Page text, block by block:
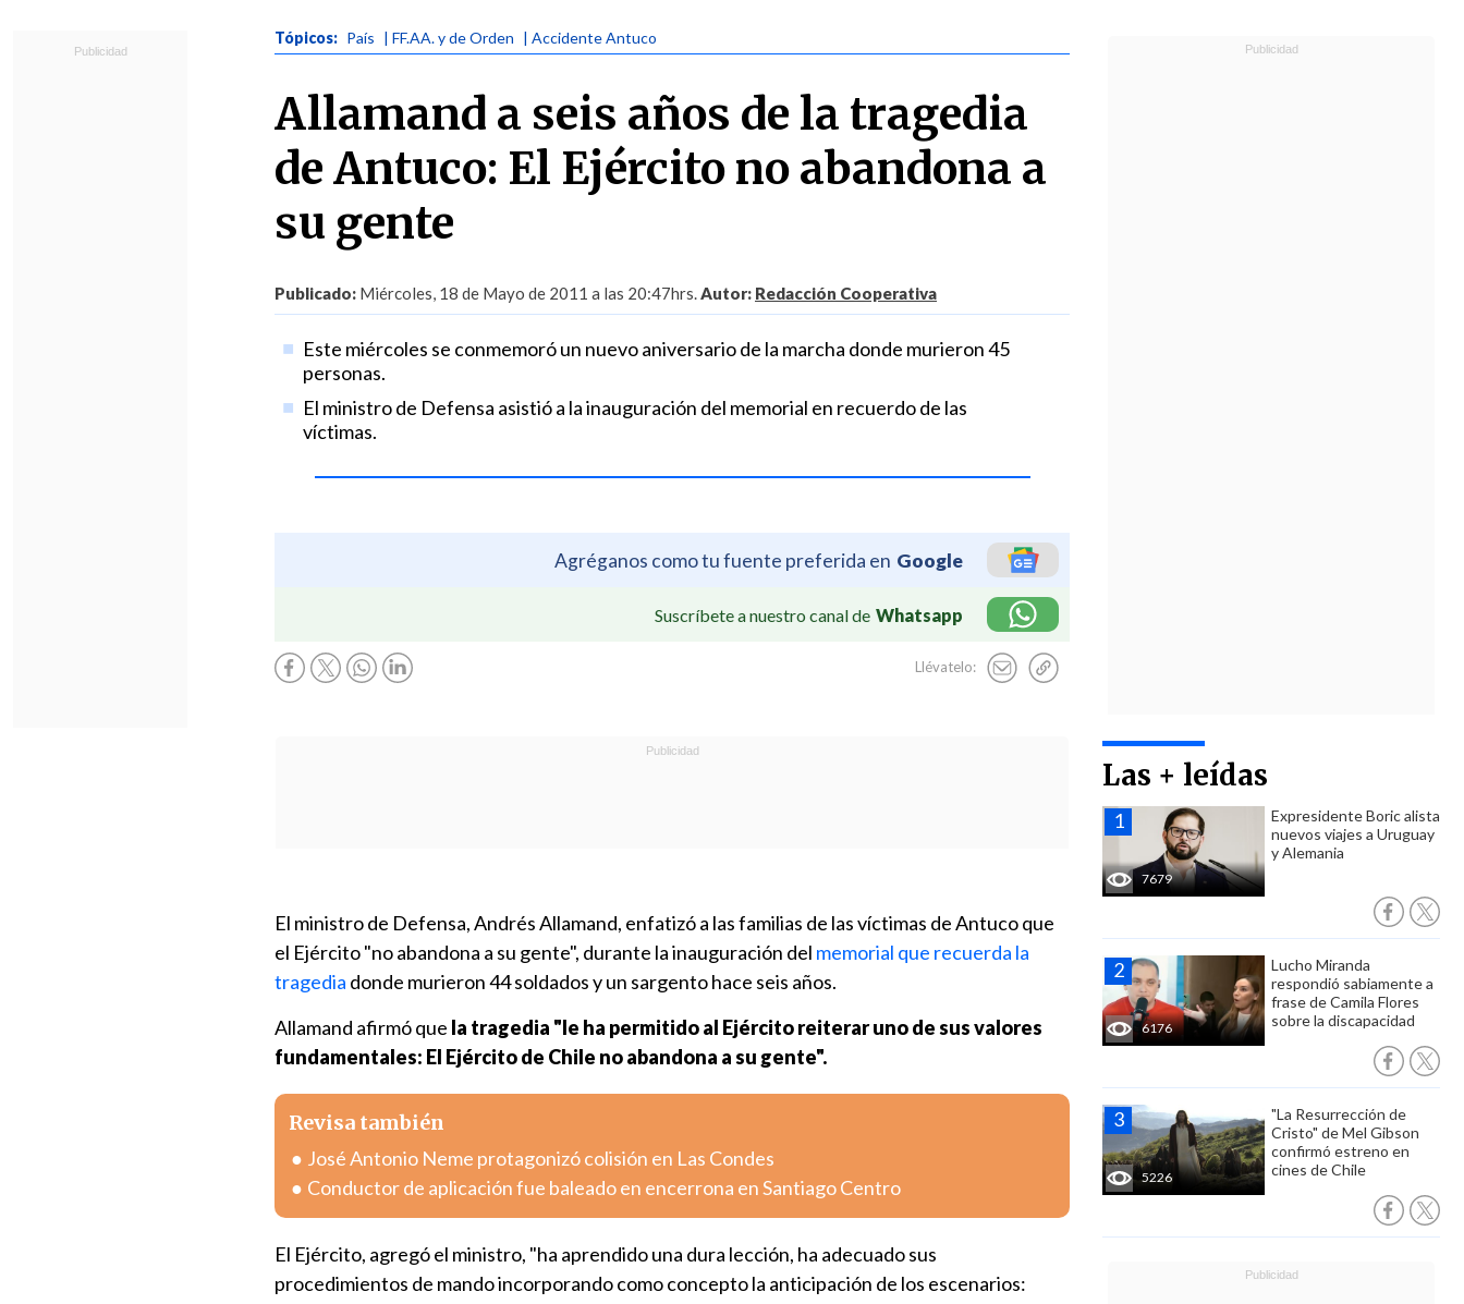
Tópicos: País | FF.AA. y de Orden | Accidente Antuco
Allamand a seis años de la tragedia
de Antuco: El Ejército no abandona a
su gente
Publicado: Miércoles, 18 de Mayo de 2011 a las 20:47hrs.Autor: Redacción Cooperativa
Este miércoles se conmemoró un nuevo aniversario de la marcha donde murieron 45
personas.
El ministro de Defensa asistió a la inauguración del memorial en recuerdo de las
víctimas.
Agréganos como tu fuente preferida en Google
Suscríbete a nuestro canal de Whatsapp
Llévatelo:
Las + leídas
7679
Expresidente Boric alista
nuevos viajes a Uruguay
y Alemania
6176
Lucho Miranda
respondió sabiamente a
frase de Camila Flores
sobre la discapacidad
5226
"La Resurrección de
Cristo" de Mel Gibson
confirmó estreno en
cines de Chile
El ministro de Defensa, Andrés Allamand, enfatizó a las familias de las víctimas de Antuco que
el Ejército "no abandona a su gente", durante la inauguración del memorial que recuerda la
tragedia donde murieron 44 soldados y un sargento hace seis años.
Allamand afirmó que la tragedia "le ha permitido al Ejército reiterar uno de sus valores
fundamentales: El Ejército de Chile no abandona a su gente".
Revisa también
José Antonio Neme protagonizó colisión en Las Condes
Conductor de aplicación fue baleado en encerrona en Santiago Centro
El Ejército, agregó el ministro, "ha aprendido una dura lección, ha adecuado sus
procedimientos de mando incorporando como concepto la anticipación de los escenarios: